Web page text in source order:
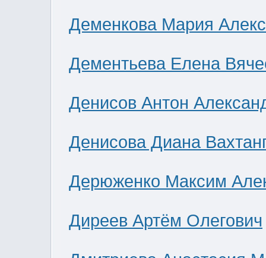
Деменкова Мария
Дементьева Елена
Денисов Антон
Денисова Диана
Дерюженко Максим
Диреев Артём Олегович